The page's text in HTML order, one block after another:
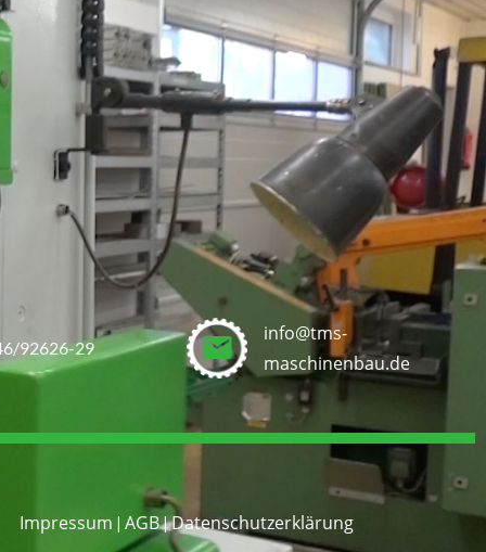
92626-29
info@tms-
maschinenbau.de
Impressum | AGB|Datenschutzerklärung